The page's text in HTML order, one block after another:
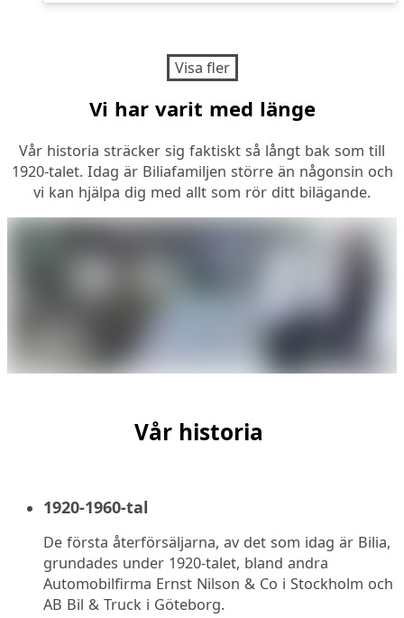
Visa fler
Vi har varit med länge
Vår historia sträcker sig faktiskt så långt bak som till
1920-talet. Idag är Biliafamiljen större än någonsin och
vi kan hjälpa dig med allt som rör ditt bilägande.
Vår historia
1920-1960-tal
De första återförsäljarna, av det som idag är Bilia,
grundades under 1920-talet, bland andra
Automobilfirma Ernst Nilson & Co i Stockholm och
AB Bil & Truck i Göteborg.